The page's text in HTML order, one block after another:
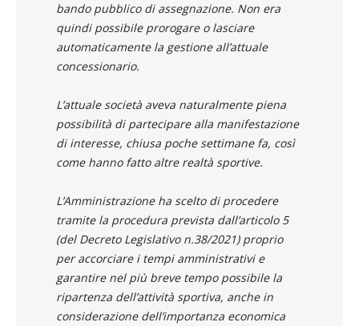
bando pubblico di assegnazione. Non era
quindi possibile prorogare o lasciare
automaticamente la gestione all’attuale
concessionario.
L’attuale società aveva naturalmente piena
possibilità di partecipare alla manifestazione
di interesse, chiusa poche settimane fa, così
come hanno fatto altre realtà sportive.
L’Amministrazione ha scelto di procedere
tramite la procedura prevista dall’articolo 5
(del Decreto Legislativo n.38/2021) proprio
per accorciare i tempi amministrativi e
garantire nel più breve tempo possibile la
ripartenza dell’attività sportiva, anche in
considerazione dell’importanza economica